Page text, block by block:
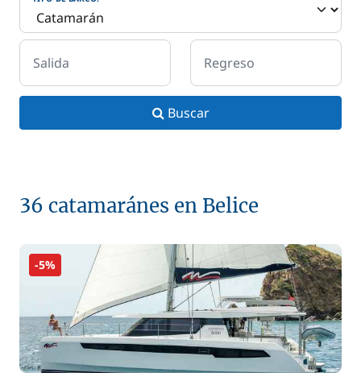
Salida Regreso
Buscar
36 catamaránes en Belice
-5%